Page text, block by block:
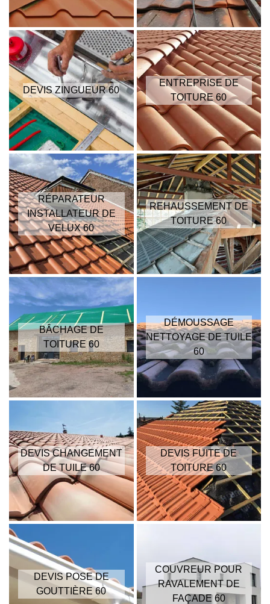
DEVIS ZINGUEUR 60
ENTREPRISE DE
TOITURE 60
RÉPARATEUR
INSTALLATEUR DE
VELUX 60
REHAUSSEMENT DE
TOITURE 60
BÂCHAGE DE
TOITURE 60
DÉMOUSSAGE
NETTOYAGE DE TUILE
60
DEVIS CHANGEMENT
DE TUILE 60
DEVIS FUITE DE
TOITURE 60
DEVIS POSE DE
GOUTTIÈRE 60
COUVREUR POUR
RAVALEMENT DE
FAÇADE 60